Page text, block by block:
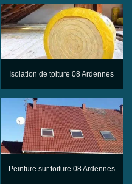
Isolation de toiture 08 Ardennes
Peinture sur toiture 08 Ardennes